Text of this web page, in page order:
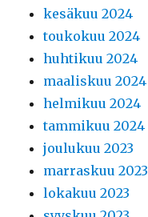
kesäkuu 2024
toukokuu 2024
huhtikuu 2024
maaliskuu 2024
helmikuu 2024
tammikuu 2024
joulukuu 2023
marraskuu 2023
lokakuu 2023